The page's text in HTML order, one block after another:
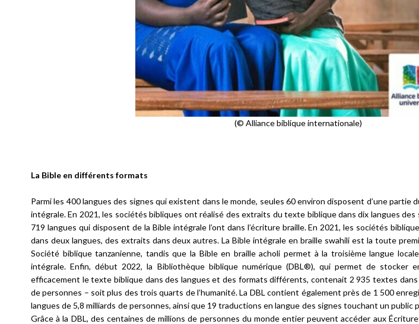
(© Alliance biblique internationale)
La Bible en différents formats
Parmi les 400 langues des signes qui existent dans le monde, seules 60 environ disposent d’une partie
intégrale. En 2021, les sociétés bibliques ont réalisé des extraits du texte biblique dans dix langues des
719 langues qui disposent de la Bible intégrale l’ont dans l’écriture braille. En 2021, les sociétés
dans deux langues, des extraits dans deux autres. La Bible intégrale en braille swahili est la toute
Société biblique tanzanienne, tandis que la Bible en braille acholi permet à la troisième langue
intégrale. Enfin, début 2022, la Bibliothèque biblique numérique (DBL®), qui permet de
efficacement le texte biblique dans des langues et des formats différents, contenait 2 935 textes dans
de personnes – soit plus des trois quarts de l’humanité. La DBL contient également près de 1 500
langues de 5,8 milliards de personnes, ainsi que 19 traductions en langue des signes touchant un
Grâce à la DBL, des centaines de millions de personnes du monde entier peuvent accéder aux